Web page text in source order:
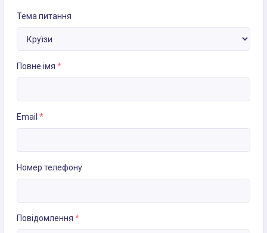
Тема питання
Повне імя *
Email *
Номер телефону
Повідомлення *